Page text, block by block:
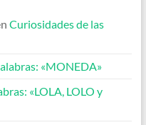
Curiosidades de las
«MONEDA»
«LOLA, LOLO y